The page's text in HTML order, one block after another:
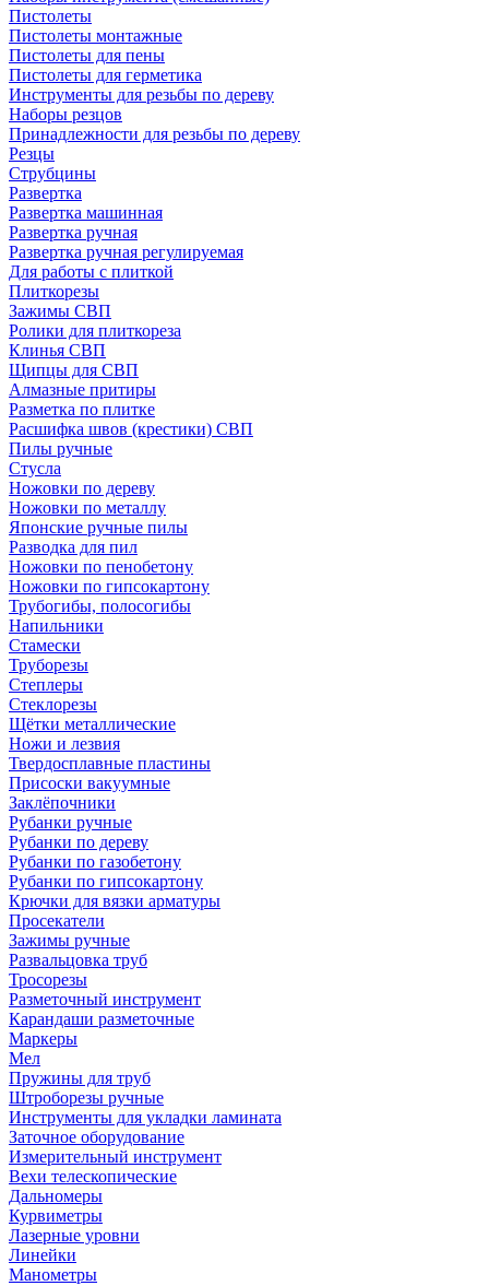
Пистолеты
Пистолеты монтажные
Пистолеты для пены
Пистолеты для герметика
Инструменты для резьбы по дереву
Наборы резцов
Принадлежности для резьбы по дереву
Резцы
Струбцины
Развертка
Развертка машинная
Развертка ручная
Развертка ручная регулируемая
Для работы с плиткой
Плиткорезы
Зажимы СВП
Ролики для плиткореза
Клинья СВП
Щипцы для СВП
Алмазные притиры
Разметка по плитке
Расшифка швов (крестики) СВП
Пилы ручные
Стусла
Ножовки по дереву
Ножовки по металлу
Японские ручные пилы
Разводка для пил
Ножовки по пенобетону
Ножовки по гипсокартону
Трубогибы, полосогибы
Напильники
Стамески
Труборезы
Степлеры
Стеклорезы
Щётки металлические
Ножи и лезвия
Твердосплавные пластины
Присоски вакуумные
Заклёпочники
Рубанки ручные
Рубанки по дереву
Рубанки по газобетону
Рубанки по гипсокартону
Крючки для вязки арматуры
Просекатели
Зажимы ручные
Развальцовка труб
Тросорезы
Разметочный инструмент
Карандаши разметочные
Маркеры
Мел
Пружины для труб
Штроборезы ручные
Инструменты для укладки ламината
Заточное оборудование
Измерительный инструмент
Вехи телескопические
Дальномеры
Курвиметры
Лазерные уровни
Линейки
Манометры